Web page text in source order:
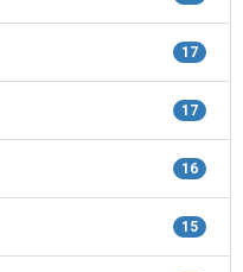
17
17
16
15